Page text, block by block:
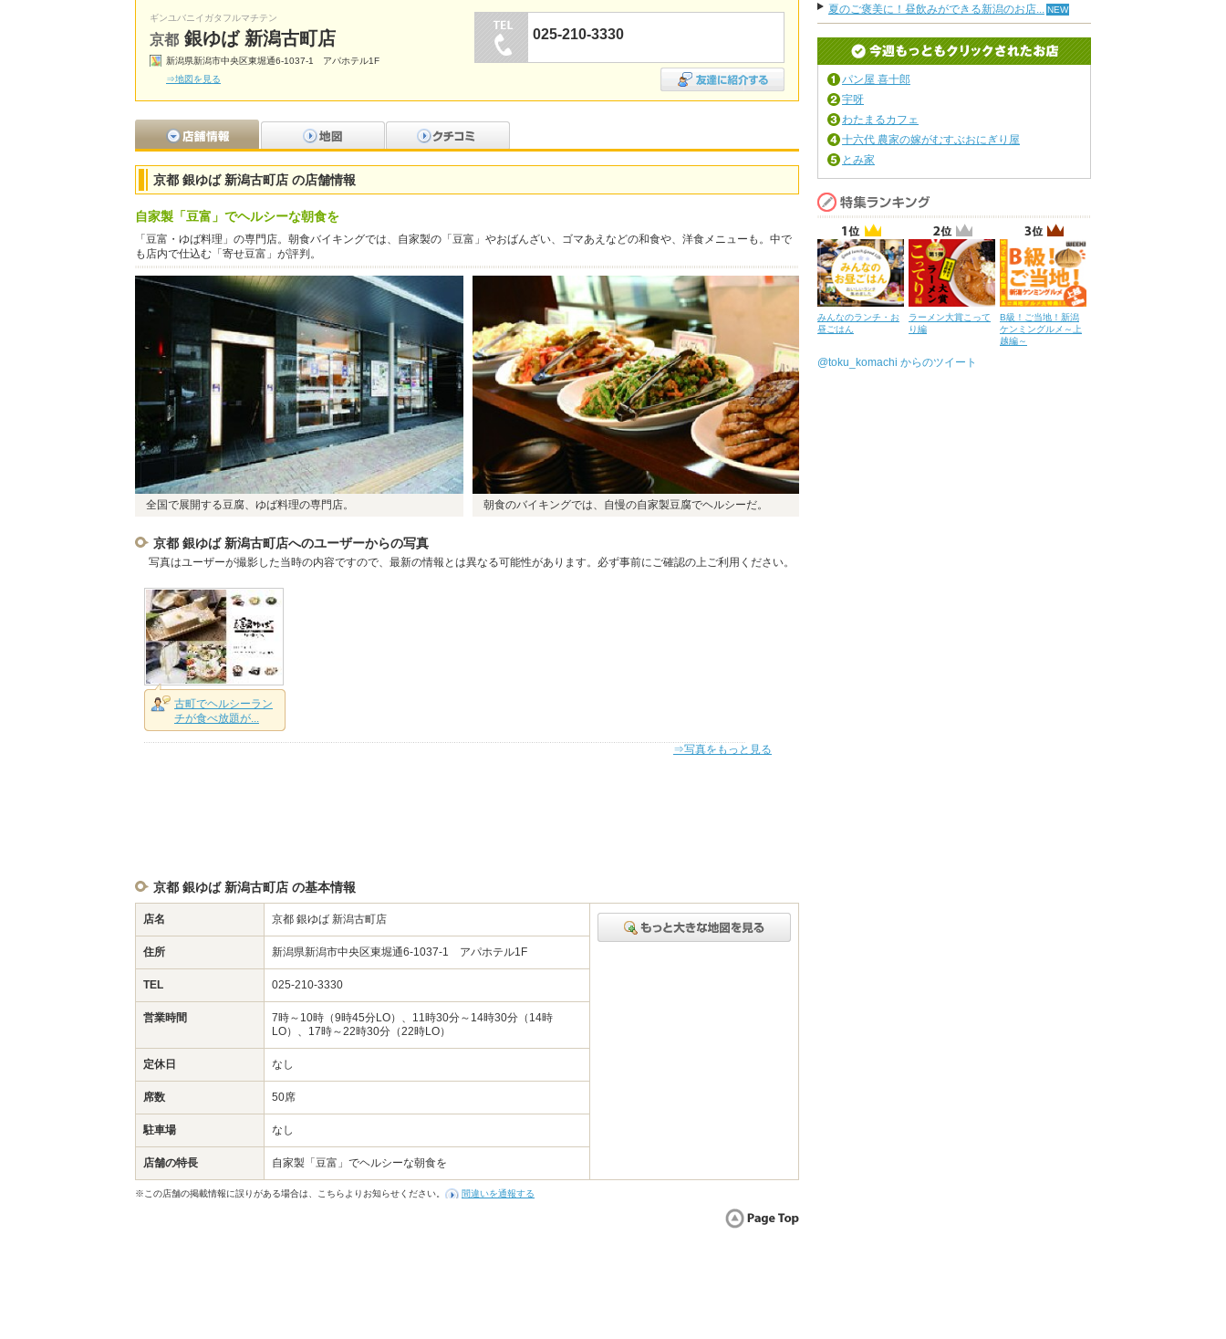
ギンユバニイガタフルマチテン
京都 銀ゆば 新潟古町店
新潟県新潟市中央区東堀通6-1037-1 アパホテル1F
⇒地図を見る
025-210-3330
京都 銀ゆば 新潟古町店 の店舗情報
自家製「豆富」でヘルシーな朝食を
「豆富・ゆば料理」の専門店。朝食バイキングでは、自家製の「豆富」やおばんざい、ゴマあえなどの和食や、洋食メニューも。中で
も店内で仕込む「寄せ豆富」が評判。
全国で展開する豆腐、ゆば料理の専門店。 朝食のバイキングでは、自慢の自家製豆腐でヘルシーだ。
京都 銀ゆば 新潟古町店へのユーザーからの写真
写真はユーザーが撮影した当時の内容ですので、最新の情報とは異なる可能性があります。必ず事前にご確認の上ご利用ください。
古町でヘルシーラン
チが食べ放題が...
⇒写真をもっと見る
京都 銀ゆば 新潟古町店 の基本情報
店名 京都 銀ゆば 新潟古町店
住所 新潟県新潟市中央区東堀通6-1037-1 アパホテル1F
TEL 025-210-3330
営業時間
7時～10時（9時45分LO）、11時30分～14時30分（14時
LO）、17時～22時30分（22時LO）
定休日 なし
席数 50席
駐車場 なし
店舗の特長 自家製「豆富」でヘルシーな朝食を
※この店舗の掲載情報に誤りがある場合は、こちらよりお知らせください。 間違いを通報する
夏のご褒美に！昼飲みができる新潟のお店...
パン屋 喜十郎
宇呀
わたまるカフェ
十六代 農家の嫁がむすぶおにぎり屋
とみ家
みんなのランチ・お
昼ごはん
ラーメン大賞こって
り編
B級！ご当地！新潟
ケンミングルメ～上
越編～
@toku_komachi からのツイート